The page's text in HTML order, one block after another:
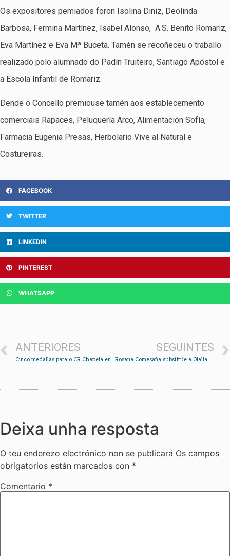
Os expositores pemiados foron Isolina Diniz, Deolinda
Barbosa, Fermina Martínez, Isabel Alonso, A.S. Benito Romariz,
Eva Martínez e Eva Mª Buceta. Tamén se recoñeceu o traballo
realizado polo alumnado do Padín Truiteiro, Santiago Apóstol e
a Escola Infantil de Romariz.
Dende o Concello premiouse tamén aos establecemento
comerciais Rapaces, Peluquería Arco, Alimentación Sofía,
Farmacia Eugenia Presas, Herbolario Vive al Natural e
Costureiras.
FACEBOOK
TWITTER
LINKEDIN
PINTEREST
WHATSAPP
ANTERIORES SEGUINTES
Deixa unha resposta
O teu enderezo electrónico non se publicará Os campos
obrigatorios están marcados con *
Comentario *